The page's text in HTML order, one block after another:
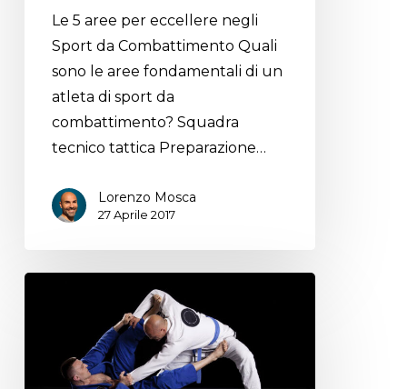
Le 5 aree per eccellere negli
Sport da Combattimento Quali
sono le aree fondamentali di un
atleta di sport da
combattimento? Squadra
tecnico tattica Preparazione…
Lorenzo Mosca
27 Aprile 2017